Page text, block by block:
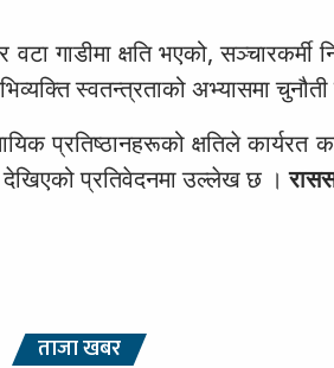
गाडीमा क्षति भएको,
स्वतन्त्रताको अभ्यासमा
प्रतिष्ठानहरूको क्षतिले कार्यरत
देखिएको प्रतिवेदनमा उल्लेख छ ।
ताजा खबर